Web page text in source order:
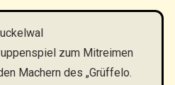
zum Mitreimen
Machern des „Grüffelo.